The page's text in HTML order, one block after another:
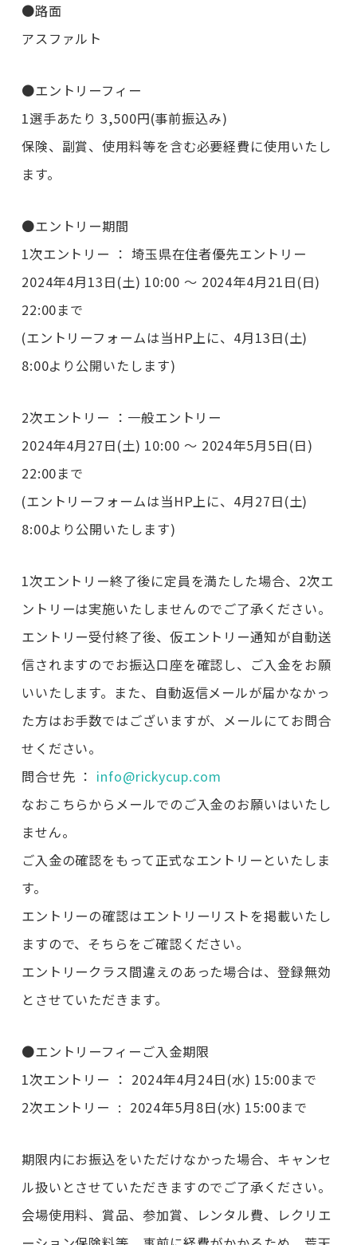
●路面
アスファルト
●エントリーフィー
1選手あたり 3,500円(事前振込み)
保険、副賞、使用料等を含む必要経費に使用いたし
ます。
●エントリー期間
1次エントリー ： 埼玉県在住者優先エントリー
2024年4月13日(土) 10:00 ～ 2024年4月21日(日)
22:00まで
(エントリーフォームは当HP上に、4月13日(土)
8:00より公開いたします)
2次エントリー ：一般エントリー
2024年4月27日(土) 10:00 ～ 2024年5月5日(日)
22:00まで
(エントリーフォームは当HP上に、4月27日(土)
8:00より公開いたします)
1次エントリー終了後に定員を満たした場合、2次エ
ントリーは実施いたしませんのでご了承ください。
エントリー受付終了後、仮エントリー通知が自動送
信されますのでお振込口座を確認し、ご入金をお願
いいたします。また、自動返信メールが届かなかっ
た方はお手数ではございますが、メールにてお問合
せください。
問合せ先 ： info@rickycup.com
なおこちらからメールでのご入金のお願いはいたし
ません。
ご入金の確認をもって正式なエントリーといたしま
す。
エントリーの確認はエントリーリストを掲載いたし
ますので、そちらをご確認ください。
エントリークラス間違えのあった場合は、登録無効
とさせていただきます。
●エントリーフィーご入金期限
1次エントリー ： 2024年4月24日(水) 15:00まで
2次エントリー : 2024年5月8日(水) 15:00まで
期限内にお振込をいただけなかった場合、キャンセ
ル扱いとさせていただきますのでご了承ください。
会場使用料、賞品、参加賞、レンタル費、レクリエ